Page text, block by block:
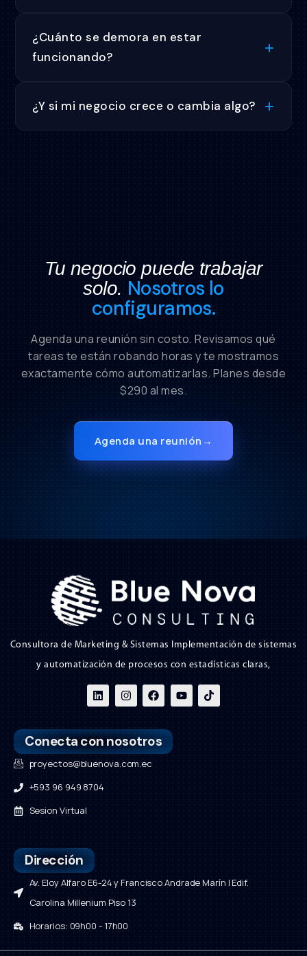
¿Cuánto se demora en estar
funcionando?
¿Y si mi negocio crece o cambia algo?
Tu negocio puede trabajar
solo. Nosotros lo
configuramos.
Agenda una reunión sin costo. Revisamos qué
tareas te están robando horas y te mostramos
exactamente cómo automatizarlas. Planes desde
$290 al mes.
Agenda una reunión →
Consultora de Marketing & Sistemas Implementación de sistemas
y automatización de procesos con estadísticas claras,
Conecta con nosotros
proyectos@bluenova.com.ec
+593 96 949 8704
Sesion Virtual
Dirección
Av. Eloy Alfaro E6-24 y Francisco Andrade Marín | Edif.
Carolina Millenium Piso 13
Horarios: 09h00 - 17h00